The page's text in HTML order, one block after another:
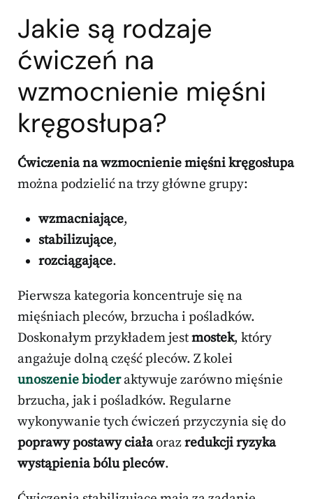
Jakie są rodzaje
ćwiczeń na
wzmocnienie mięśni
kręgosłupa?
Ćwiczenia na wzmocnienie mięśni kręgosłupa
można podzielić na trzy główne grupy:
wzmacniające,
stabilizujące,
rozciągające.
Pierwsza kategoria koncentruje się na
mięśniach pleców, brzucha i pośladków.
Doskonałym przykładem jestmostek, który
angażuje dolną część pleców. Z kolei
unoszenie bioderaktywuje zarówno mięśnie
brzucha, jak i pośladków. Regularne
wykonywanie tych ćwiczeń przyczynia się do
poprawy postawy ciałaorazredukcji ryzyka
wystąpienia bólu pleców.